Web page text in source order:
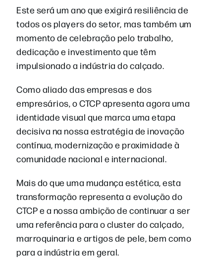
Este será um ano que exigirá resiliência de
todos os players do setor, mas também um
momento de celebração pelo trabalho,
dedicação e investimento que têm
impulsionado a indústria do calçado.
Como aliado das empresas e dos
empresários, o CTCP apresenta agora uma
identidade visual que marca uma etapa
decisiva na nossa estratégia de inovação
contínua, modernização e proximidade à
comunidade nacional e internacional.
Mais do que uma mudança estética, esta
transformação representa a evolução do
CTCP e a nossa ambição de continuar a ser
uma referência para o cluster do calçado,
marroquinaria e artigos de pele, bem como
para a indústria em geral.